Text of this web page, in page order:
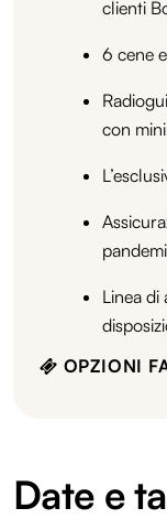
clienti
6 cene
con
Linea di
OPZIONI
Date e